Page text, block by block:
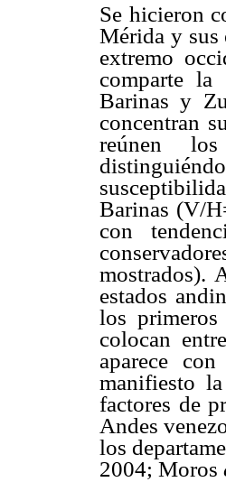
Se hicieron
Mérida y sus
extremo
comparte la
Barinas y
concentran
reúnen los
Barinas (V/
con
mostrados).
estados
los
colocan
aparece
manifiesto
factores de
Andes
los
2004; Moros